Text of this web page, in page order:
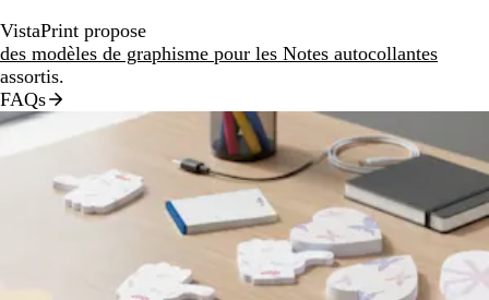
VistaPrint propose
des modèles de graphisme pour les Notes autocollantes
assortis.
FAQs